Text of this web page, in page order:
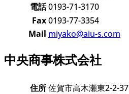
電話0193-71-3170
Fax0193-77-3354
Mail miyako@aiu-s.com
中央商事株式会社
住所佐賀市高木瀬東2-2-37